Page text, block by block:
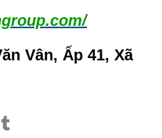
Vân, Ấp 41, Xã